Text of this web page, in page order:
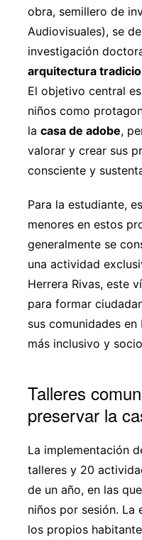
obra, semillero de
Audiovisuales), se
investigación
arquitectura
El objetivo central
niños como
la casa de adobe,
valorar y crear sus
consciente y
Para la estudiante,
menores en estos
generalmente se
una actividad
Herrera Rivas, este
para formar
sus comunidades
más inclusivo y
Talleres
preservar la
La implementación
talleres y 20
de un año, en las
niños por sesión. La
los propios